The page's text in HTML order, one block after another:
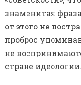
знаменитая
от этого не
проброс
не
стране идеологии.